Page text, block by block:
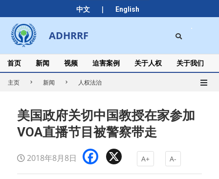
中文 | English
to
content
ADHRRF
Secondary
Navigation
Menu
首页 新闻 视频 迫害案例 关于人权 关于我们
主页 新闻 人权法治
美国政府关切中国教授在家参加
VOA直播节目被警察带走
2018年8月8日 Facebook A+ A-